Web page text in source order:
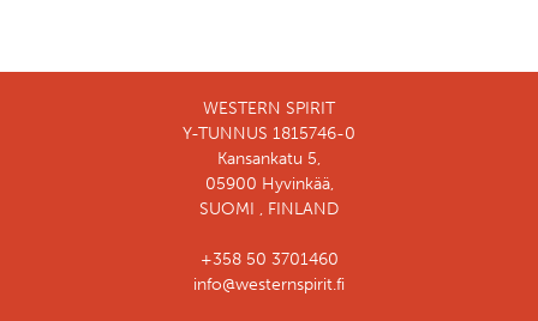
WESTERN SPIRIT
Y-TUNNUS 1815746-0
Kansankatu 5,
05900 Hyvinkää,
SUOMI , FINLAND
+358 50 3701460
info@westernspirit.fi